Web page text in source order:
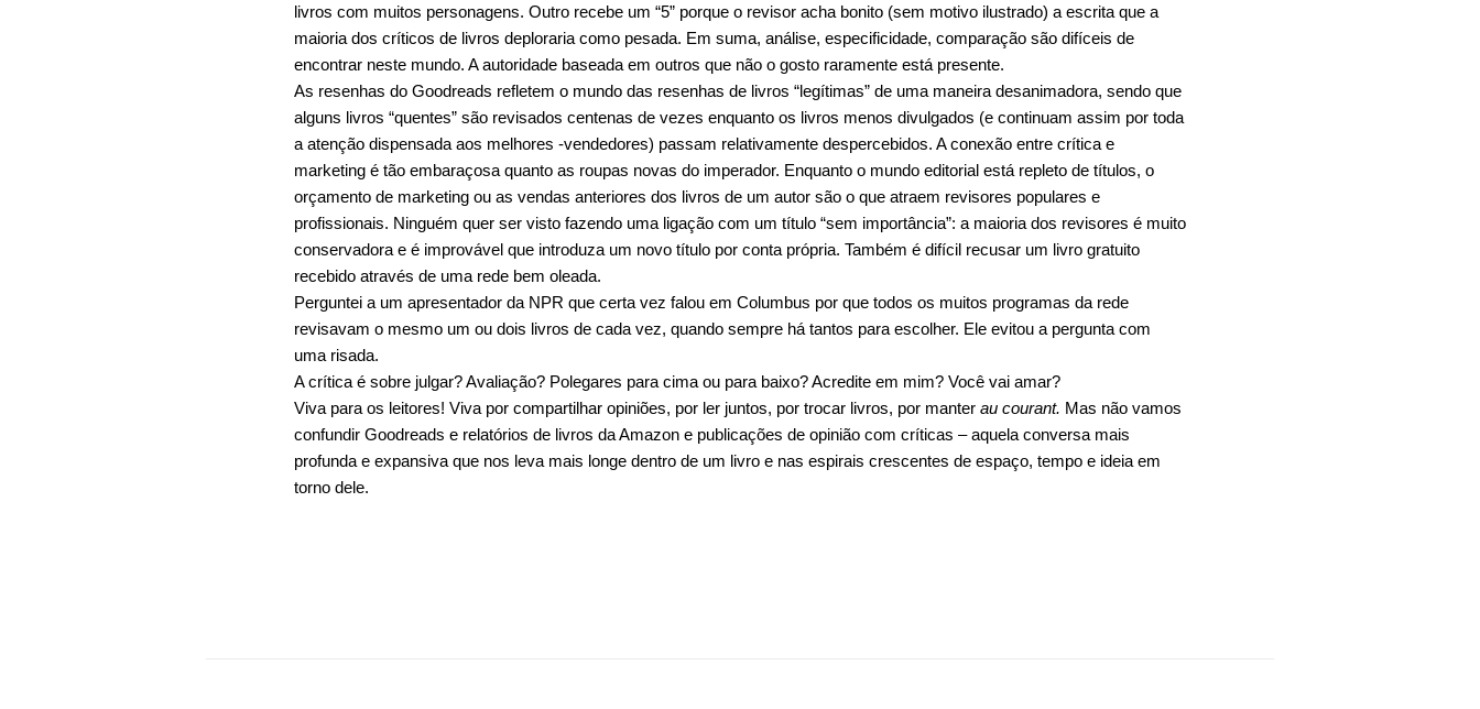
livros com muitos personagens. Outro recebe um “5” porque o revisor acha bonito (sem motivo ilustrado) a escrita que a
maioria dos críticos de livros deploraria como pesada. Em suma, análise, especificidade, comparação são difíceis de
encontrar neste mundo. A autoridade baseada em outros que não o gosto raramente está presente.
As resenhas do Goodreads refletem o mundo das resenhas de livros “legítimas” de uma maneira desanimadora, sendo que
alguns livros “quentes” são revisados ​​centenas de vezes enquanto os livros menos divulgados (e continuam assim por toda
a atenção dispensada aos melhores -vendedores) passam relativamente despercebidos. A conexão entre crítica e
marketing é tão embaraçosa quanto as roupas novas do imperador. Enquanto o mundo editorial está repleto de títulos, o
orçamento de marketing ou as vendas anteriores dos livros de um autor são o que atraem revisores populares e
profissionais. Ninguém quer ser visto fazendo uma ligação com um título “sem importância”: a maioria dos revisores é muito
conservadora e é improvável que introduza um novo título por conta própria. Também é difícil recusar um livro gratuito
recebido através de uma rede bem oleada.
Perguntei a um apresentador da NPR que certa vez falou em Columbus por que todos os muitos programas da rede
revisavam o mesmo um ou dois livros de cada vez, quando sempre há tantos para escolher. Ele evitou a pergunta com
uma risada.
A crítica é sobre julgar? Avaliação? Polegares para cima ou para baixo? Acredite em mim? Você vai amar?
Viva para os leitores! Viva por compartilhar opiniões, por ler juntos, por trocar livros, por manter au courant. Mas não vamos
confundir Goodreads e relatórios de livros da Amazon e publicações de opinião com críticas – aquela conversa mais
profunda e expansiva que nos leva mais longe dentro de um livro e nas espirais crescentes de espaço, tempo e ideia em
torno dele.